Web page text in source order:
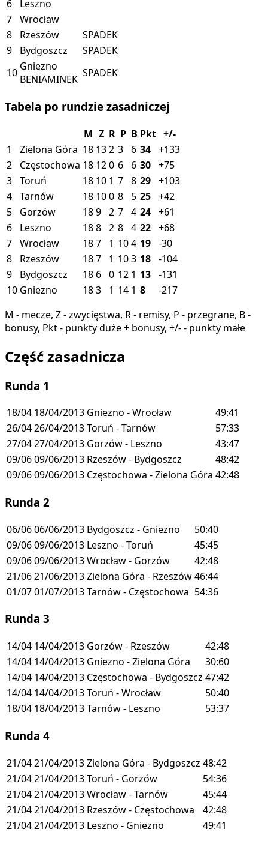
6
Leszno
7 Wrocław
8
Rzeszów
SPADEK
9
Bydgoszcz
SPADEK
10 Gniezno
BENIAMINEK SPADEK
Tabela po rundzie zasadniczej
M Z R P B Pkt +/-
1
Zielona Góra 18 132 3 6 34 +133
2
Częstochowa 18 120 6 6 30 +75
3 Toruń 18 10 1 7 8 29 +103
4 Tarnów 18 100 8 5 25 +42
5
Gorzów 189 2 7 4 24 +61
6
Leszno 188 2 8 4 22 +68
7 Wrocław 187 1 104 19 -30
8
Rzeszów 187 1 103 18 -104
9
Bydgoszcz 18 6 0 12 1 13 -131
10 Gniezno 183 1 14 1 8
-217
M - mecze, Z - zwycięstwa, R - remisy, P - przegrane, B -
bonusy, Pkt - punkty duże + bonusy, +/- - punkty małe
Część zasadnicza
Runda 1
18/04 18/04/2013 Gniezno - Wrocław
49:41
26/0426/04/2013Toruń - Tarnów
57:33
27/0427/04/2013 Gorzów - Leszno
43:47
09/0609/06/2013 Rzeszów - Bydgoszcz
48:42
09/0609/06/2013 Częstochowa - Zielona Góra 42:48
Runda 2
06/0606/06/2013 Bydgoszcz - Gniezno
50:40
09/0609/06/2013 Leszno - Toruń
45:45
09/0609/06/2013Wrocław - Gorzów
42:48
21/0621/06/2013Zielona Góra - Rzeszów46:44
01/0701/07/2013Tarnów - Częstochowa 54:36
Runda 3
14/04 14/04/2013 Gorzów - Rzeszów
42:48
14/04 14/04/2013 Gniezno - Zielona Góra
30:60
14/04 14/04/2013 Częstochowa - Bydgoszcz 47:42
14/04 14/04/2013Toruń - Wrocław
50:40
18/04 18/04/2013Tarnów - Leszno 53:37
Runda 4
21/0421/04/2013Zielona Góra - Bydgoszcz 48:42
21/0421/04/2013Toruń - Gorzów
54:36
21/0421/04/2013Wrocław - Tarnów
45:44
21/0421/04/2013 Rzeszów - Częstochowa
42:48
21/0421/04/2013 Leszno - Gniezno 49:41